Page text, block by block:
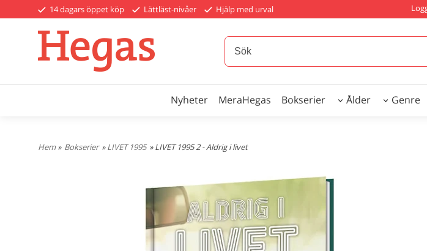
14 dagars öppet köp Lättläst-nivåer Hjälp med urval
Nyheter MeraHegas Bokserier Ålder Genre
Hem» Bokserier »LIVET 1995 » LIVET 1995 2 - Aldrig i livet